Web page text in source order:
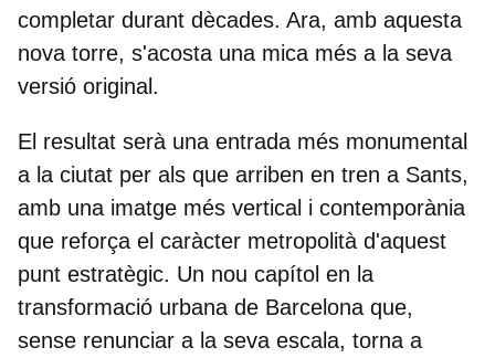
completar durant dècades. Ara, amb aquesta
nova torre, s'acosta una mica més a la seva
versió original.
El resultat serà una entrada més monumental
a la ciutat per als que arriben en tren a Sants,
amb una imatge més vertical i contemporània
que reforça el caràcter metropolità d'aquest
punt estratègic. Un nou capítol en la
transformació urbana de Barcelona que,
sense renunciar a la seva escala, torna a